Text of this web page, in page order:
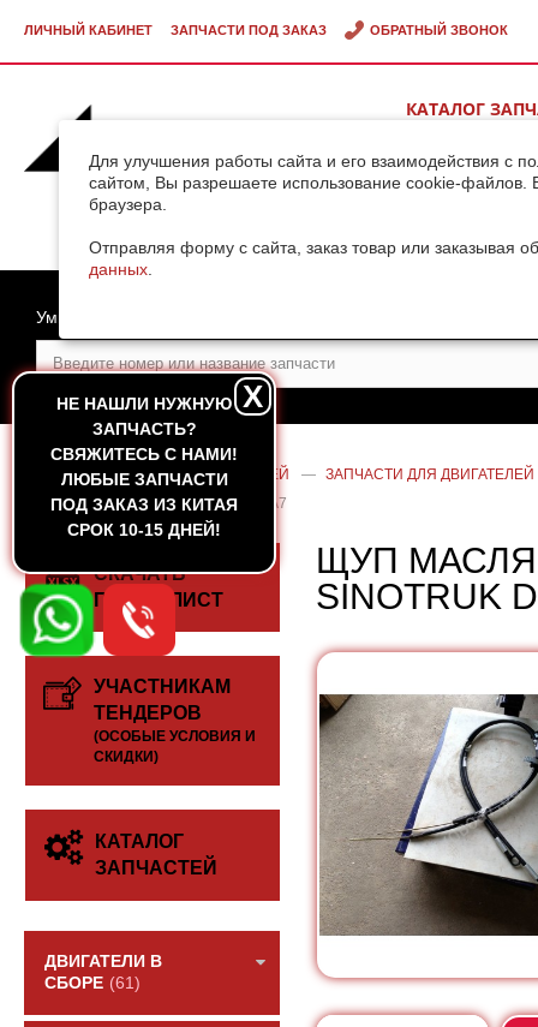
Для улучшения работы сайта и его взаимодействия с
сайтом, Вы разрешаете использование cookie-файлов.
браузера.
Отправляя форму с сайта, заказ товар или заказывая
данных
ЛИЧНЫЙ КАБИНЕТ ЗАПЧАСТИ ПОД ЗАКАЗ ОБРАТНЫЙ ЗВОНОК
КАТАЛОГ
НЕ НАШЛИ НУЖНУЮ
ЗАПЧАСТЬ?
CВЯЖИТЕСЬ С НАМИ!
ЛЮБЫЕ ЗАПЧАСТИ
ПОД ЗАКАЗ ИЗ КИТАЯ
СРОК 10-15 ДНЕЙ!
X
Умный поиск
ГЛАВНАЯ — КАТАЛОГ ЗАПЧАСТЕЙ — ЗАПЧАСТИ ДЛЯ ДВИГАТЕЛЕЙ
ДВИГАТЕЛЯ SINOTRUK D12 HOWO A7
СКАЧАТЬ
ПРАЙС-ЛИСТ
УЧАСТНИКАМ
ТЕНДЕРОВ
(ОСОБЫЕ УСЛОВИЯ И
СКИДКИ)
КАТАЛОГ
ЗАПЧАСТЕЙ
ДВИГАТЕЛИ В
СБОРЕ (61)
ЩУП
SINOTRUK